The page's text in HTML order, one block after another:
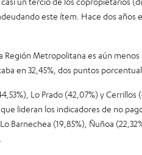
este ítem. Hace dos años
Región Metropolitana es aún
en 32,45%, dos puntos
Lo Prado (42,07%) y Cerrillos
lideran los indicadores de no
Barnechea (19,85%), Ñuñoa